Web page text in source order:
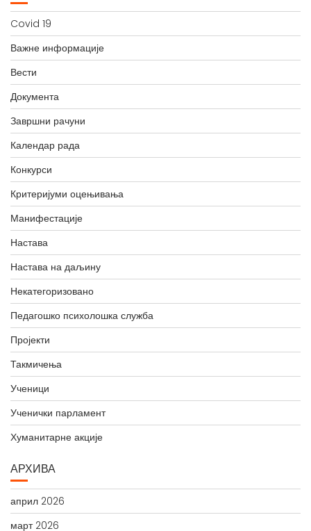
Covid 19
Важне информације
Вести
Документа
Завршни рачуни
Календар рада
Конкурси
Критеријуми оцењивања
Манифестације
Настава
Настава на даљину
Некатегоризовано
Педагошко психолошка служба
Пројекти
Такмичења
Ученици
Ученички парламент
Хуманитарне акције
АРХИВА
април 2026
март 2026